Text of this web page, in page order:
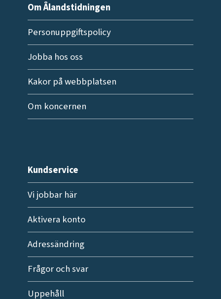
Om Ålandstidningen
Personuppgiftspolicy
Jobba hos oss
Kakor på webbplatsen
Om koncernen
Kundservice
Vi jobbar här
Aktivera konto
Adressändring
Frågor och svar
Uppehåll